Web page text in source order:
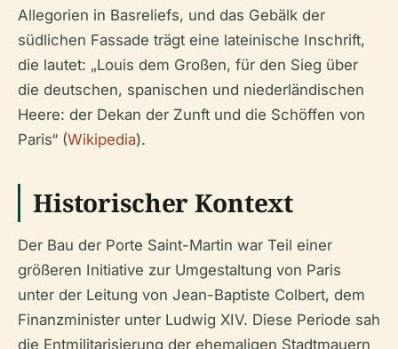
Allegorien in Basreliefs, und das Gebälk der
südlichen Fassade trägt eine lateinische Inschrift,
die lautet: „Louis dem Großen, für den Sieg über
die deutschen, spanischen und niederländischen
Heere: der Dekan der Zunft und die Schöffen von
Paris“ (Wikipedia).
Historischer Kontext
Der Bau der Porte Saint-Martin war Teil einer
größeren Initiative zur Umgestaltung von Paris
unter der Leitung von Jean-Baptiste Colbert, dem
Finanzminister unter Ludwig XIV. Diese Periode sah
die Entmilitarisierung der ehemaligen Stadtmauern